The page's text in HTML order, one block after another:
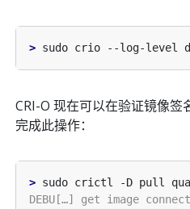
>
CRI-O 现在可以在验证镜像
完成此操作：
>